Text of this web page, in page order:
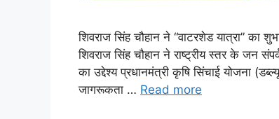
शिवराज सिंह चौहान ने “वाटरशेड यात्रा” का
शिवराज सिंह चौहान ने राष्ट्रीय स्तर के जन
का उद्देश्य प्रधानमंत्री कृषि सिंचाई योजना
जागरूकता … Read more